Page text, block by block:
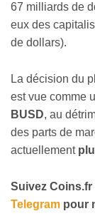
67 milliards de
eux des
de dollars).
La décision du
est vue comme
BUSD, au
des parts de
actuellement
Suivez Coins.fr
Telegram pour